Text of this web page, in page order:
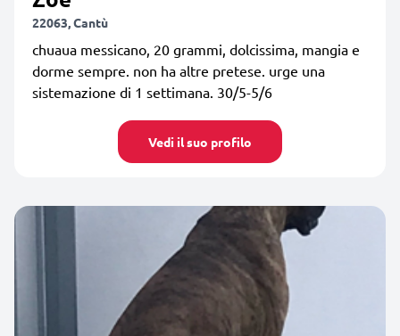
22063, Cantù
chuaua messicano, 20 grammi, dolcissima, mangia e
dorme sempre. non ha altre pretese. urge una
sistemazione di 1 settimana. 30/5-5/6
Vedi il suo profilo